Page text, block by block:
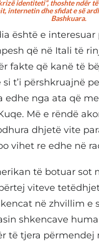
identiteti”, thoshte ndër
dhe sfidat e së
Bashkuara.
është e
që në Itali të
fakte që kanë të
t’i përshkruajnë
edhe nga ata që
Më e rëndë
dhjetë vite
vihet re edhe në
të botuar sot
viteve
në zhvillim e
shkencave
të tjera